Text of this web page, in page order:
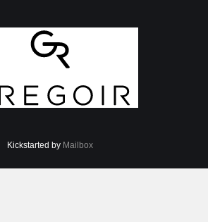
Kickstarted by Mailbox